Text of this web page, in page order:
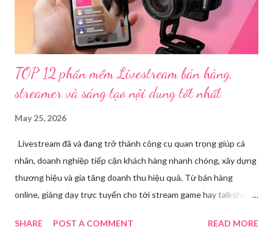
đồi trụy nhằm mục đích thu lợi. Các đối tượng liên quan gồm
L.V.D (sinh ...
TOP 12 phần mềm Livestream bán hàng,
streamer và sáng tạo nội dung tốt nhất
May 25, 2026
Livestream đã và đang trở thành công cụ quan trọng giúp cá
nhân, doanh nghiệp tiếp cận khách hàng nhanh chóng, xây dựng
thương hiệu và gia tăng doanh thu hiệu quả. Từ bán hàng
online, giảng dạy trực tuyến cho tới stream game hay talkshow,
Trong bài viết dưới đây, chúng tôi sẽ giới thiệu chi tiết 12 công
SHARE POST A COMMENT READ MORE